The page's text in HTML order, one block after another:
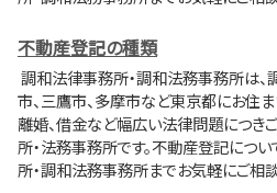
不動産登記の種類
調和法律事務所・調和法務事務所は、
市、三鷹市、多摩市など東京都にお住ま
離婚、借金など幅広い法律問題につき
所・法務事務所です。不動産登記につ
所・調和法務事務所までお気軽にご相談